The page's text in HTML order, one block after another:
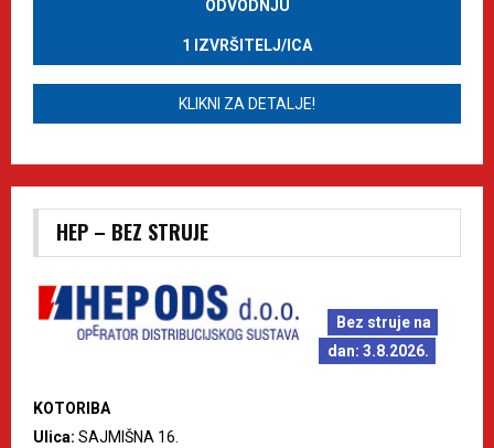
ODVODNJU
1 IZVRŠITELJ/ICA
KLIKNI ZA DETALJE!
HEP – BEZ STRUJE
Bez struje na
dan: 3.8.2026.
KOTORIBA
Ulica: SAJMIŠNA 16.